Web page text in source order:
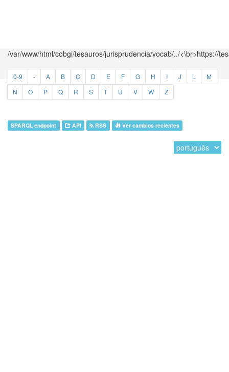
/var/www/html/cobgi/tesauros/jurisprudencia/vocab/../<\br>https://
0-9 - A B C D E F G H I J L
M
N
O P Q R S T U V W Z
SPARQL endpoint API RSS Ver cambios recientes